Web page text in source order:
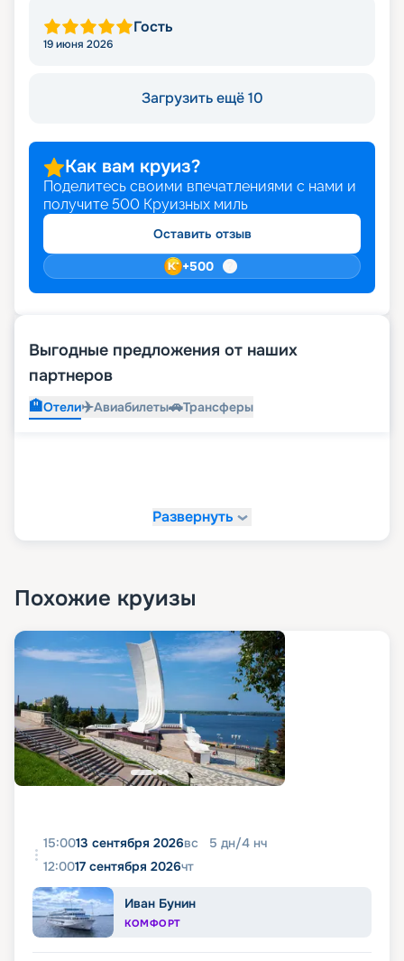
Гость
19 июня 2026
Загрузить ещё 10
Как вам круиз?
Поделитесь своими впечатлениями с нами и
получите 500 Круизных миль
Оставить отзыв
+500
Выгодные предложения от наших
партнеров
🏨Отели✈️Авиабилеты🚗Трансферы
Развернуть
Похожие круизы
15:0013 сентября 2026вс 5 дн/4 нч
12:0017 сентября 2026чт
Иван Бунин
КОМФОРТ